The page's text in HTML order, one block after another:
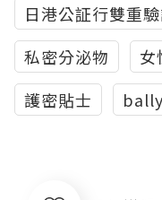
日港公証行雙重
私密分泌物
女
護密貼士